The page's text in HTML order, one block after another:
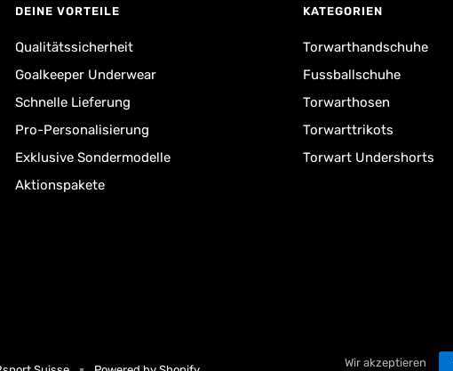
DEINE VORTEILE
Qualitätssicherheit
Goalkeeper Underwear
Schnelle Lieferung
Pro-Personalisierung
Exklusive Sondermodelle
Aktionspakete
KATEGORIEN
Torwarthandschuhe
Fussballschuhe
Torwarthosen
Torwarttrikots
Torwart Undershorts
Wir akzeptieren